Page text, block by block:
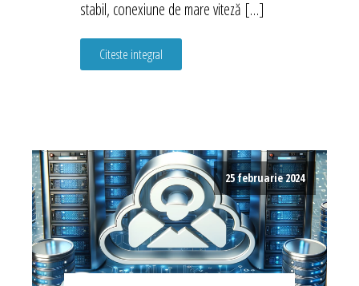
stabil, conexiune de mare viteză […]
Citeste integral
25 februarie 2024